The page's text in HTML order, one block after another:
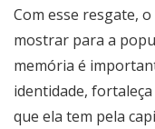
Com esse resgate,
mostrar para a
memória é
identidade,
que ela tem pela